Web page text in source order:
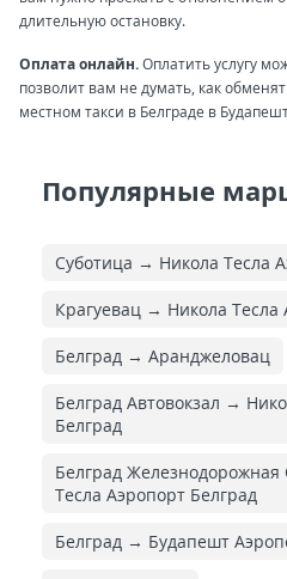
длительную остановку.
Оплата онлайн.Оплатить услугу
позволит вам не думать, как
местном такси в Белграде в
Популярные
Суботица → Никола Тесла
Крагуевац → Никола Тесла
Белград → Аранджеловац
Белград Автовокзал →
Белград
Белград
Тесла Аэропорт Белград
Белград → Будапешт